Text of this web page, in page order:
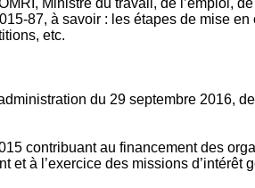
Ministre du travail, de l’emploi,
87, à savoir : les étapes de mise
etc.
du 29 septembre 2016,
contribuant au financement des
à l’exercice des missions d’intérêt